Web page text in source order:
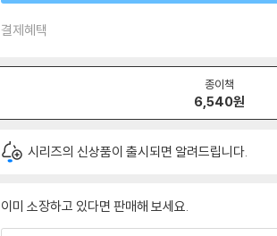
결제혜택
종이책
6,540원
시리즈의 신상품이 출시되면 알려드립니다.
이미 소장하고 있다면 판매해 보세요.